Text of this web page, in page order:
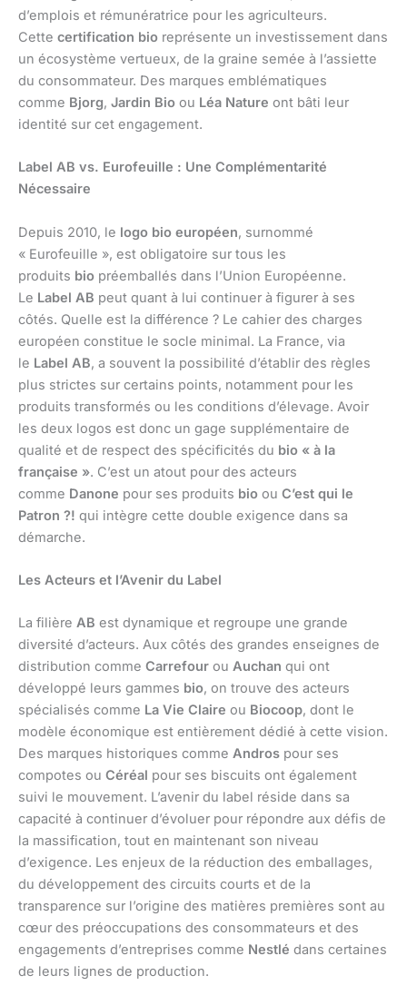
d’emplois et rémunératrice pour les agriculteurs.
Cette certification bio représente un investissement dans
un écosystème vertueux, de la graine semée à l’assiette
du consommateur. Des marques emblématiques
comme Bjorg, Jardin Bio ou Léa Nature ont bâti leur
identité sur cet engagement.
Label AB vs. Eurofeuille : Une Complémentarité
Nécessaire
Depuis 2010, le logo bio européen, surnommé
« Eurofeuille », est obligatoire sur tous les
produits bio préemballés dans l’Union Européenne.
Le Label AB peut quant à lui continuer à figurer à ses
côtés. Quelle est la différence ? Le cahier des charges
européen constitue le socle minimal. La France, via
le Label AB, a souvent la possibilité d’établir des règles
plus strictes sur certains points, notamment pour les
produits transformés ou les conditions d’élevage. Avoir
les deux logos est donc un gage supplémentaire de
qualité et de respect des spécificités du bio « à la
française ». C’est un atout pour des acteurs
comme Danone pour ses produits bio ou C’est qui le
Patron ?! qui intègre cette double exigence dans sa
démarche.
Les Acteurs et l’Avenir du Label
La filière AB est dynamique et regroupe une grande
diversité d’acteurs. Aux côtés des grandes enseignes de
distribution comme Carrefour ou Auchan qui ont
développé leurs gammes bio, on trouve des acteurs
spécialisés comme La Vie Claire ou Biocoop, dont le
modèle économique est entièrement dédié à cette vision.
Des marques historiques comme Andros pour ses
compotes ou Céréal pour ses biscuits ont également
suivi le mouvement. L’avenir du label réside dans sa
capacité à continuer d’évoluer pour répondre aux défis de
la massification, tout en maintenant son niveau
d’exigence. Les enjeux de la réduction des emballages,
du développement des circuits courts et de la
transparence sur l’origine des matières premières sont au
cœur des préoccupations des consommateurs et des
engagements d’entreprises comme Nestlé dans certaines
de leurs lignes de production.